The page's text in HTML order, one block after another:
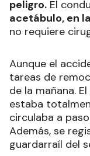
peligro. El
acetábulo, en
no requiere
Aunque el
tareas de
de la mañana.
estaba
circulaba a
Además, se
guardarraíl del